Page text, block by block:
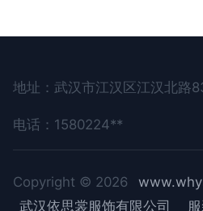
地址：武汉市江汉区江汉北路
电话：1580224**
Copyright © 2026
武汉依思裳服饰有限公司